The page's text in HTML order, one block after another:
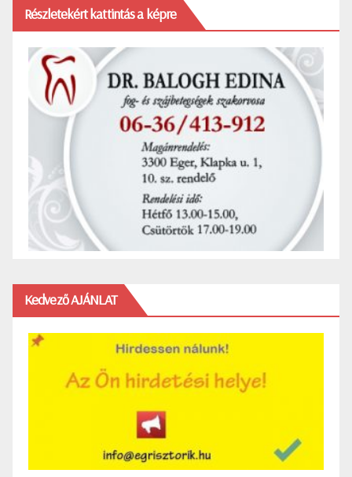
Részletekért kattintás a képre
Kedvező AJÁNLAT